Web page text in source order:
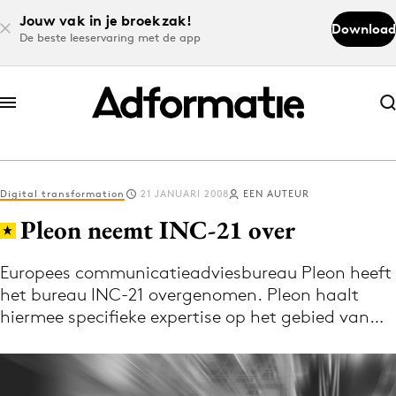
Jouw vak in je broekzak!
De beste leeservaring met de app
Download
Abonneer nu
Abonneer nu
Log in
Download de app
Volg het laatste nieuws via de Adformatie
Nieuws app
Digital transformation 21 JANUARI 2008 EEN AUTEUR
Pleon neemt INC-21 over
Europees communicatieadviesbureau Pleon heeft
het bureau INC-21 overgenomen. Pleon haalt
hiermee specifieke expertise op het gebied van…